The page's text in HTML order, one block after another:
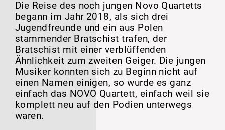
Die Reise des noch jungen Novo Quartetts
begann im Jahr 2018, als sich drei
Jugendfreunde und ein aus Polen
stammender Bratschist trafen, der
Bratschist mit einer verblüffenden
Ähnlichkeit zum zweiten Geiger. Die jungen
Musiker konnten sich zu Beginn nicht auf
einen Namen einigen, so wurde es ganz
einfach das NOVO Quartett, einfach weil sie
komplett neu auf den Podien unterwegs
waren.